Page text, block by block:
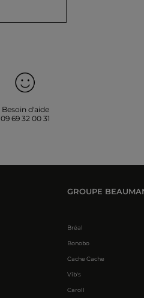
Besoin d'aide
09 69 32 00 31
GROUPE
Bréal
Bonobo
Cache Cache
Vib's
Caroll